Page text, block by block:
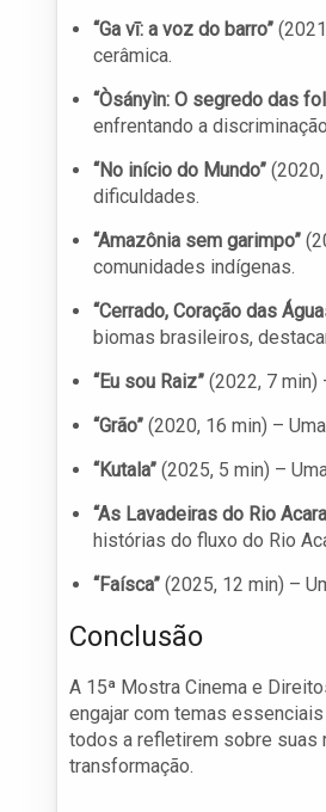
“Ga vī: a voz do barro”
cerâmica.
“Òsányìn: O segredo das
enfrentando a
“No início do Mundo”
dificuldades.
“Amazônia sem garimpo”
comunidades indígenas.
“Cerrado, Coração das
biomas brasileiros,
“Eu sou Raiz” (2022, 7 min)
“Grão” (2020, 16 min) –
“Kutala” (2025, 5 min) –
“As Lavadeiras do Rio
histórias do fluxo do Rio
“Faísca” (2025, 12 min) –
Conclusão
A 15ª Mostra Cinema e
engajar com temas
todos a refletirem sobre suas
transformação.